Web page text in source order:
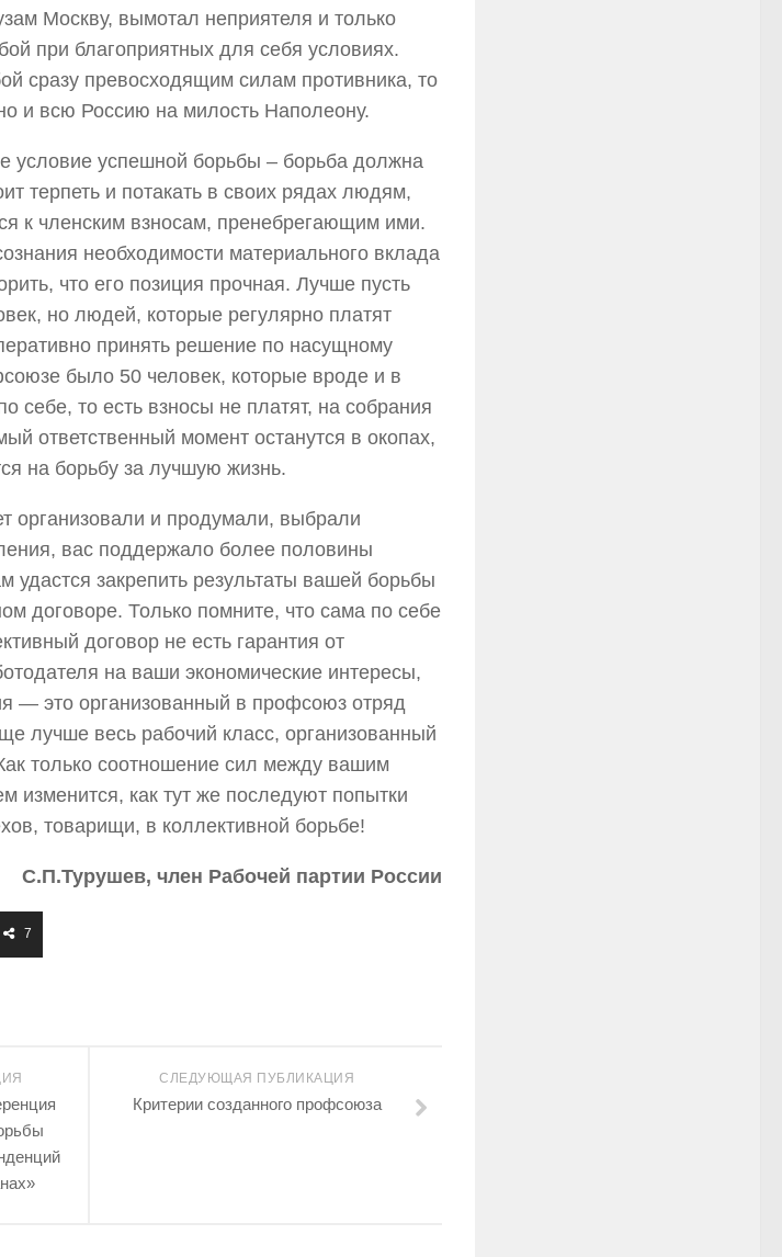
Москву, вымотал неприятеля и только
при благоприятных для себя условиях.
сразу превосходящим силам противника, то
и всю Россию на милость Наполеону.
условие успешной борьбы – борьба должна
терпеть и потакать в своих рядах людям,
к членским взносам, пренебрегающим ими.
необходимости материального вклада
что его позиция прочная. Лучше пусть
но людей, которые регулярно платят
принять решение по насущному
было 50 человек, которые вроде и в
себе, то есть взносы не платят, на собрания
ответственный момент останутся в окопах,
на борьбу за лучшую жизнь.
организовали и продумали, выбрали
вас поддержало более половины
удастся закрепить результаты вашей борьбы
договоре. Только помните, что сама по себе
договор не есть гарантия от
на ваши экономические интересы,
— это организованный в профсоюз отряд
лучше весь рабочий класс, организованный
только соотношение сил между вашим
изменится, как тут же последуют попытки
товарищи, в коллективной борьбе!
Рабочей партии России
7
СЛЕДУЮЩАЯ ПУБЛИКАЦИЯ
Критерии созданного профсоюза